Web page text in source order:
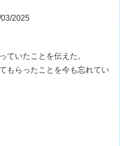
2025
ていたことを伝えた。
もらったことを今も忘れてい